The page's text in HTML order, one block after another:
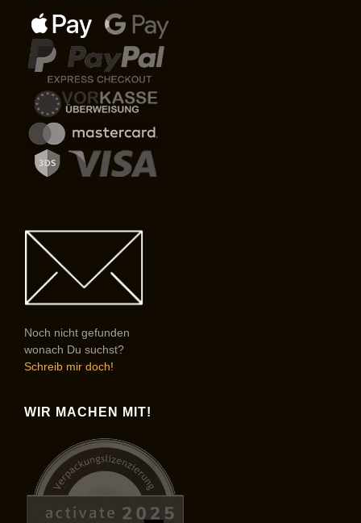
Noch nicht gefunden
wonach Du suchst?
Schreib mir doch!
WIR MACHEN MIT!